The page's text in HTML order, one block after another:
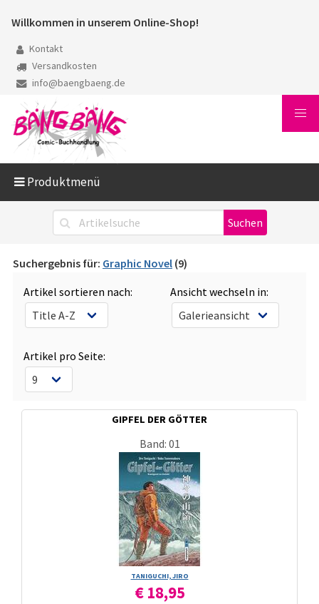
Willkommen in unserem Online-Shop!
Kontakt
Versandkosten
info@baengbaeng.de
Produktmenü
Suchergebnis für: Graphic Novel (9)
Artikel sortieren nach:
Ansicht wechseln in:
Artikel pro Seite:
GIPFEL DER GÖTTER
Band: 01
TANIGUCHI, JIRO
€ 18,95